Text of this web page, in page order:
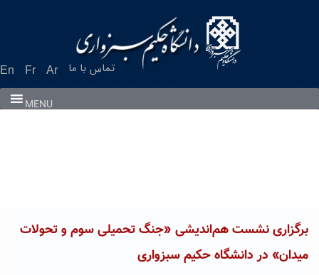
En Fr Ar تماس با ما
MENU
برگزاری نشست هم‌اندیشی «جنگ تحمیلی سوم و تحولات
میدان» در دانشگاه حکیم سبزواری